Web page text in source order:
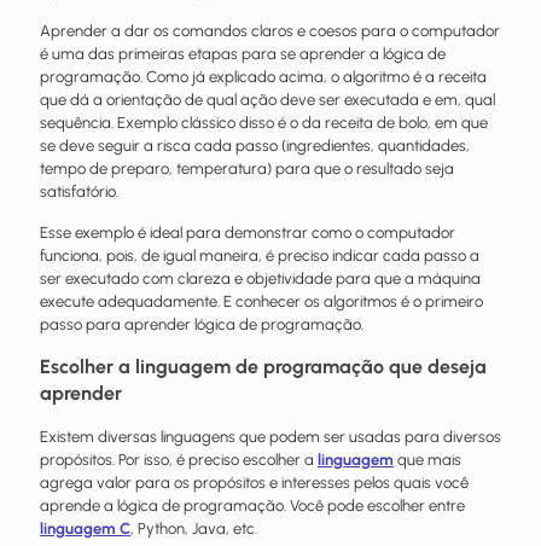
Aprender a dar os comandos claros e coesos para o computador
é uma das primeiras etapas para se aprender a lógica de
programação. Como já explicado acima, o algoritmo é a receita
que dá a orientação de qual ação deve ser executada e em, qual
sequência. Exemplo clássico disso é o da receita de bolo, em que
se deve seguir a risca cada passo (ingredientes, quantidades,
tempo de preparo, temperatura) para que o resultado seja
satisfatório.
Esse exemplo é ideal para demonstrar como o computador
funciona, pois, de igual maneira, é preciso indicar cada passo a
ser executado com clareza e objetividade para que a máquina
execute adequadamente. E conhecer os algoritmos é o primeiro
passo para aprender lógica de programação.
Escolher a linguagem de programação que deseja
aprender
Existem diversas linguagens que podem ser usadas para diversos
propósitos. Por isso, é preciso escolher a linguagem que mais
agrega valor para os propósitos e interesses pelos quais você
aprende a lógica de programação. Você pode escolher entre
linguagem C, Python, Java, etc.